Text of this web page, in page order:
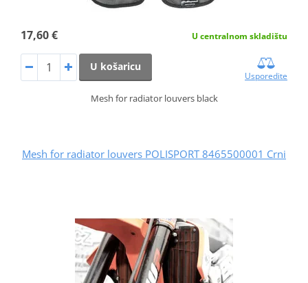
17,60 € U centralnom skladištu
U košaricu
Usporedite
Mesh for radiator louvers black
Mesh for radiator louvers POLISPORT 8465500001 Crni